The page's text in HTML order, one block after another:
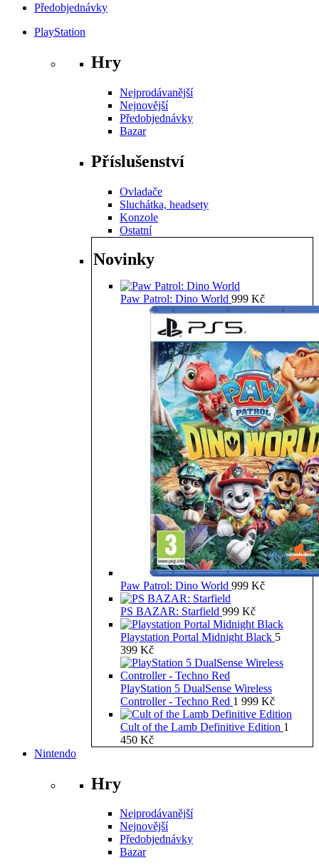
Předobjednávky
PlayStation
Hry
Nejprodávanější
Nejnovější
Předobjednávky
Bazar
Příslušenství
Ovladače
Sluchátka, headsety
Konzole
Ostatní
Novinky
Paw Patrol: Dino World 999 Kč
Paw Patrol: Dino World 999 Kč
PS BAZAR: Starfield 999 Kč
Playstation Portal Midnight Black 5
399 Kč
PlayStation 5 DualSense Wireless
Controller - Techno Red 1 999 Kč
Cult of the Lamb Definitive Edition 1
450 Kč
Nintendo
Hry
Nejprodávanější
Nejnovější
Předobjednávky
Bazar